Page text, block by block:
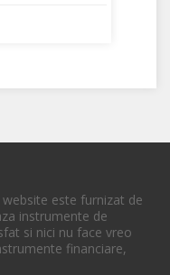
este furnizat de
instrumente de
si nici nu face vreo
financiare,